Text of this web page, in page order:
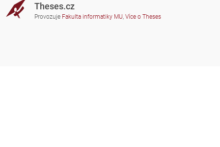
Theses.cz
Provozuje Fakulta informatiky MU, Více o Theses